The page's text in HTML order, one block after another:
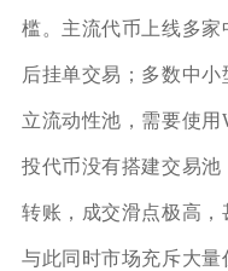
槛。主流代币上线多
后挂单交易；多数中
立流动性池，需要使用
投代币没有搭建交易
转账，成交滑点极高，
与此同时市场充斥大